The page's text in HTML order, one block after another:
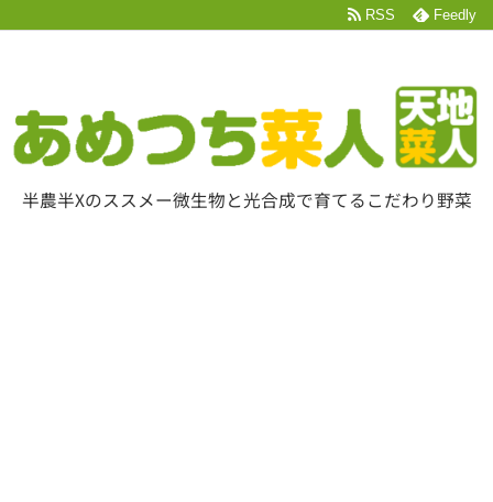
半農半Xのススメー微生物と光合成で育てるこだわり野菜
RSS Feedly